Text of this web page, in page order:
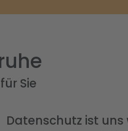
Sie
Datenschutz ist uns